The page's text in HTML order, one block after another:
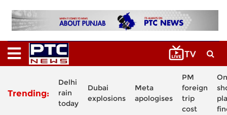
Trending:
Delhi
rain
today
Dubai
explosions
Meta
apologises
PM
foreign
trip
cost